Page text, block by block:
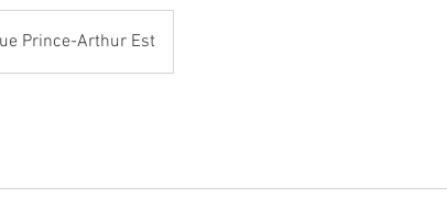
Prince-Arthur Est